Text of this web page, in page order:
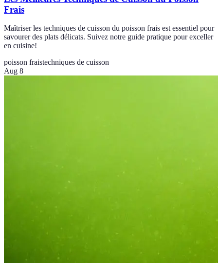
Frais
Maîtriser les techniques de cuisson du poisson frais est essentiel pour
savourer des plats délicats. Suivez notre guide pratique pour exceller
en cuisine!
poisson fraistechniques de cuisson
Aug 8